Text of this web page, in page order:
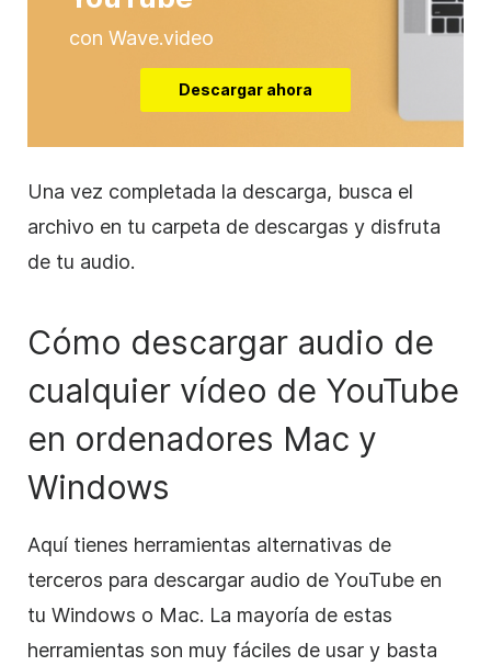
con Wave.video
Descargar ahora
Una vez completada la descarga, busca el
archivo en tu carpeta de descargas y disfruta
de tu audio.
Cómo descargar audio de
cualquier vídeo de YouTube
en ordenadores Mac y
Windows
Aquí tienes herramientas alternativas de
terceros para descargar audio de YouTube en
tu Windows o Mac. La mayoría de estas
herramientas son muy fáciles de usar y basta